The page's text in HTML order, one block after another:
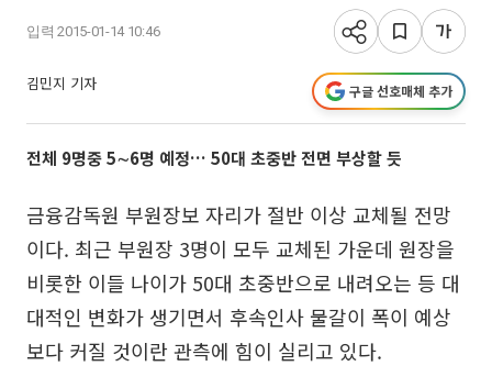
입력 2015-01-14 10:46
김민지 기자 구글 선호매체 추가
전체 9명중 5∼6명 예정… 50대 초중반 전면 부상할 듯
금융감독원 부원장보 자리가 절반 이상 교체될 전망
이다. 최근 부원장 3명이 모두 교체된 가운데 원장을
비롯한 이들 나이가 50대 초중반으로 내려오는 등 대
대적인 변화가 생기면서 후속인사 물갈이 폭이 예상
보다 커질 것이란 관측에 힘이 실리고 있다.